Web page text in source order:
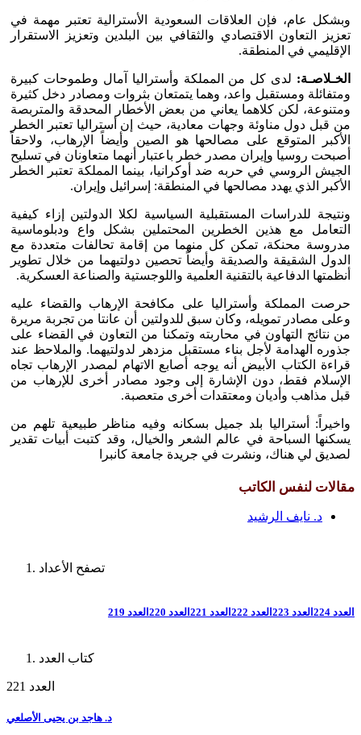
وبشكل عام، فإن العلاقات السعودية الأسترالية تعتبر مهمة في
تعزيز التعاون الاقتصادي والثقافي بين البلدين وتعزيز الاستقرار
الإقليمي في المنطقة.
الخـلاصـة: لدى كل من المملكة وأستراليا آمال وطموحات كبيرة
ومتفائلة ومستقبل واعد، وهما يتمتعان بثروات ومصادر دخل كثيرة
ومتنوعة، لكن كلاهما يعاني من بعض الأخطار المحدقة والمتربصة
من قبل دول مناوئة وجهات معادية، حيث إن أستراليا تعتبر الخطر
الأكبر المتوقع على مصالحها هو الصين وأيضاً الإرهاب، ولاحقاً
أصبحت روسيا وإيران مصدر خطر باعتبار أنهما متعاونان في تسليح
الجيش الروسي في حربه ضد أوكرانيا، بينما المملكة تعتبر الخطر
الأكبر الذي يهدد مصالحها في المنطقة: إسرائيل وإيران.
ونتيجة للدراسات المستقبلية السياسية لكلا الدولتين إزاء كيفية
التعامل مع هذين الخطرين المحتملين بشكل واع ودبلوماسية
مدروسة محنكة، تمكن كل منهما من إقامة تحالفات متعددة مع
الدول الشقيقة والصديقة وأيضاً تحصين دولتيهما من خلال تطوير
أنظمتها الدفاعية بالتقنية العلمية واللوجستية والصناعة العسكرية.
حرصت المملكة وأستراليا على مكافحة الإرهاب والقضاء عليه
وعلى مصادر تمويله، وكان سبق للدولتين أن عانتا من تجربة مريرة
من نتائج التهاون في محاربته وتمكنا من التعاون في القضاء على
جذوره الهدامة لأجل بناء مستقبل مزدهر لدولتيهما. والملاحظ عند
قراءة الكتاب الأبيض أنه يوجه أصابع الاتهام لمصدر الإرهاب تجاه
الإسلام فقط، دون الإشارة إلى وجود مصادر أخرى للإرهاب من
قبل مذاهب وأديان ومعتقدات أخرى متعصبة.
واخيراً: أستراليا بلد جميل بسكانه وفيه مناظر طبيعية تلهم من
يسكنها السباحة في عالم الشعر والخيال، وقد كتبت أبيات تقدير
لصديق لي هناك، ونشرت في جريدة جامعة كانبرا
مقالات لنفس الكاتب
د. نايف الرشيد
تصفح الأعداد
العدد 224 العدد 223 العدد 222 العدد 221 العدد 220 العدد 219
كتاب العدد
العدد 221
د. هاجد بن يحيى الأصلعي